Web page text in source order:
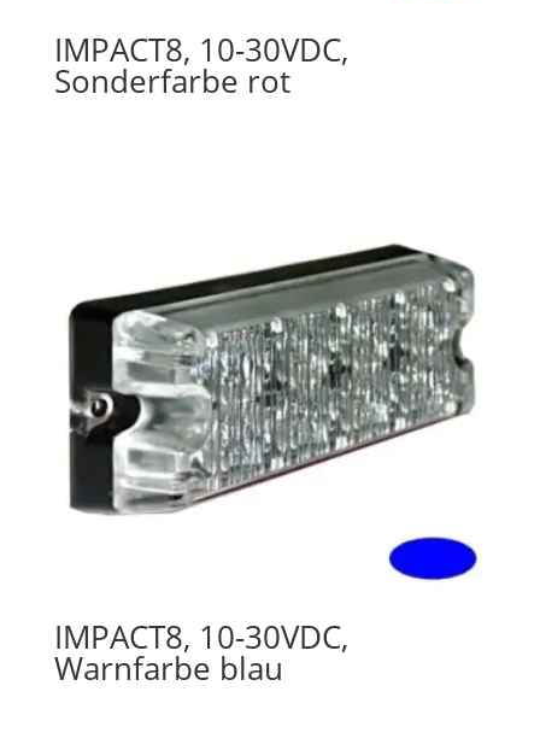
IMPACT8, 10-30VDC,
Sonderfarbe rot
IMPACT8, 10-30VDC,
Warnfarbe blau